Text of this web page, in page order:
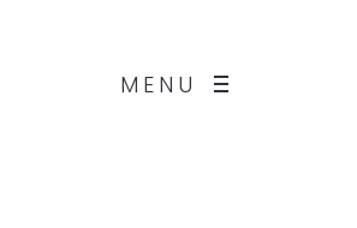
MENU